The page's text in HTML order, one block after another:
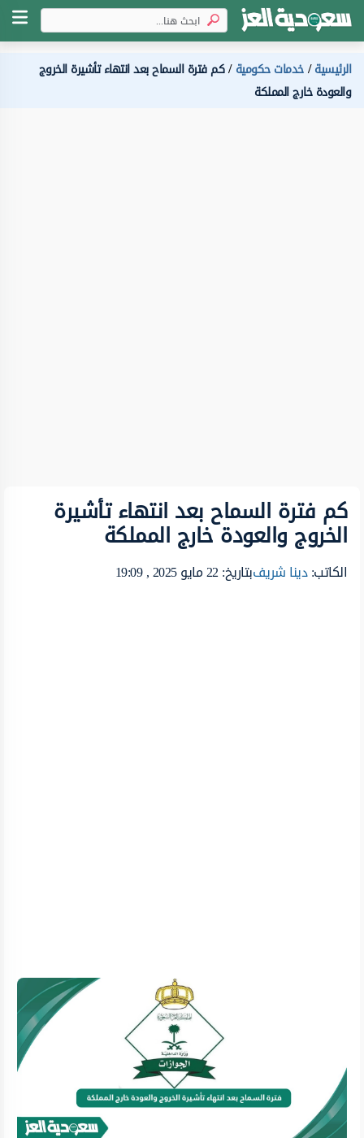
الرئيسية خدمات حكومية كم فترة السماح بعد انتهاء تأشيرة الخروج
والعودة خارج المملكة
كم فترة السماح بعد انتهاء تأشيرة
الخروج والعودة خارج المملكة
الكاتب:دينا شريفبتاريخ: 22 مايو 2025 , 19:09